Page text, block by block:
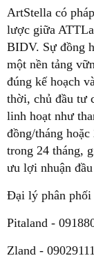
ArtStella có
lược giữa
BIDV. Sự đồng
một nền tảng
đúng kế hoạch
thời, chủ đầu tư
linh hoạt như
đồng/tháng
trong 24 tháng,
ưu lợi nhuận
Đại lý phân phối
Pitaland -
Zland -